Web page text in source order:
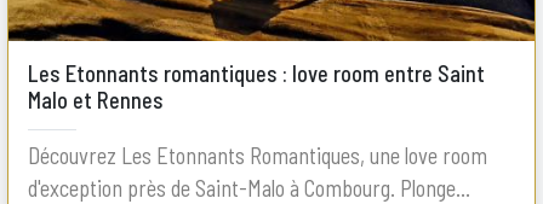
Les Etonnants romantiques : love room entre Saint
Malo et Rennes
Découvrez Les Etonnants Romantiques, une love room
d'exception près de Saint-Malo à Combourg. Plonge...